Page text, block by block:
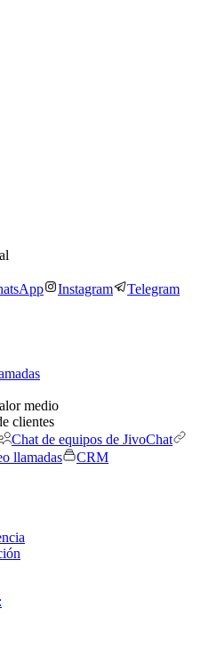
Instagram Telegram
medio
clientes
Chat de equipos de JivoChat
llamadas
CRM